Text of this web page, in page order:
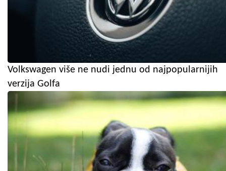
Volkswagen više ne nudi jednu od najpopularnijih
verzija Golfa